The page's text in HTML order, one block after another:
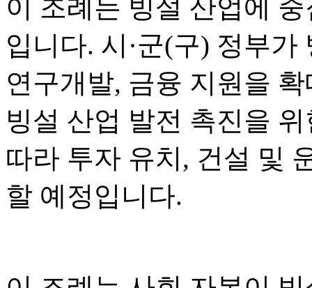
이 조례는 빙설 산업에
입니다. 시·군(구) 정부
연구개발, 금융 지원을
빙설 산업 발전 촉진을
따라 투자 유치, 건설 및
할 예정입니다.